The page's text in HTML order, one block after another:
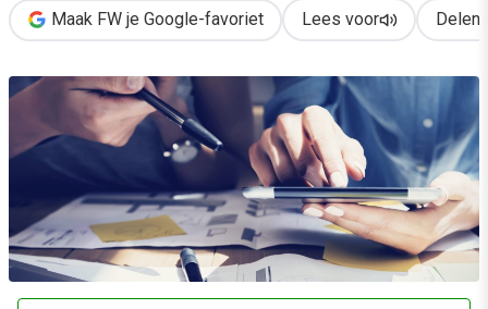
Maak FW je Google-favoriet Lees voor Delen